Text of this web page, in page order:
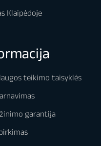
Klaipėdoje
teikimo taisyklės
garantija